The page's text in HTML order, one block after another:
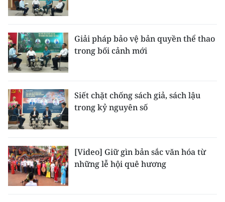
Giải pháp bảo vệ bản quyền thể thao
trong bối cảnh mới
Siết chặt chống sách giả, sách lậu
trong kỷ nguyên số
[Video] Giữ gìn bản sắc văn hóa từ
những lễ hội quê hương